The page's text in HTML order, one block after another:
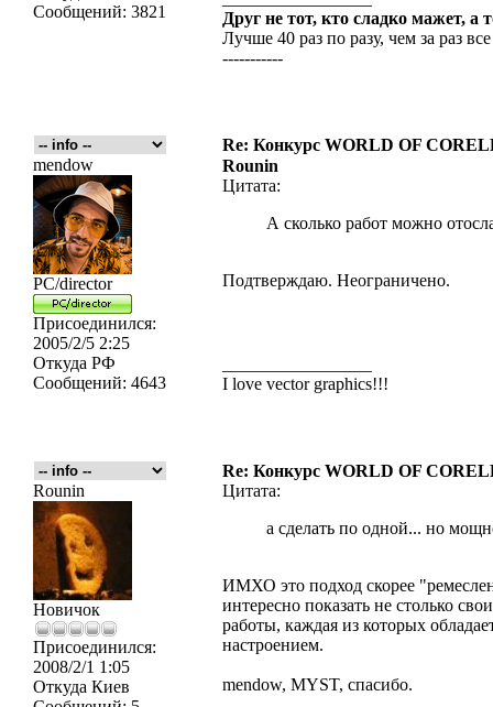
Сообщений: 3821
Друг не тот, кто сладко мажет, а
Лучше 40 раз по разу, чем за раз
-----------
Re: Конкурс WORLD OF
mendow
PC/director
Присоединился:
2005/2/5 2:25
Откуда РФ
Сообщений: 4643
Rounin
Цитата:
А сколько работ можно
Подтверждаю. Неограничено.
I love vector graphics!!!
Re: Конкурс WORLD OF
Rounin
Новичок
Присоединился:
2008/2/1 1:05
Откуда Киев
Цитата:
а сделать по одной... но
ИМХО это подход скорее
интересно показать не столько
работы, каждая из которых
настроением.
mendow, MYST, спасибо.